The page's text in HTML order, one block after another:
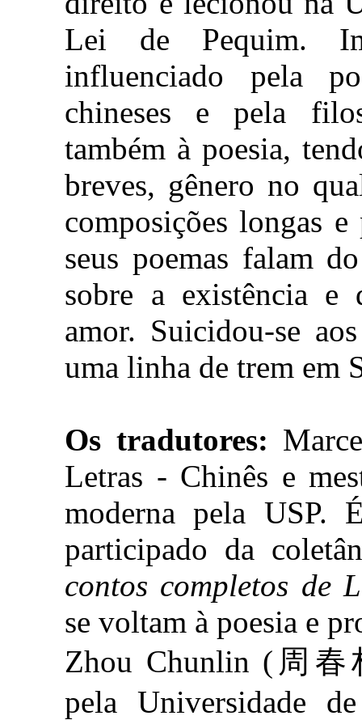
Lei de Pequim.
influenciado pela
chineses e pela
também à poesia,
breves, gênero no
composições longas
seus poemas falam
sobre a existência e
amor. Suicidou-se
uma linha de trem em
Os tradutores:
Letras - Chinês e
moderna pela USP.
participado da
contos completos de
se voltam à poesia e
Zhou Chunlin (周春
pela Universidade